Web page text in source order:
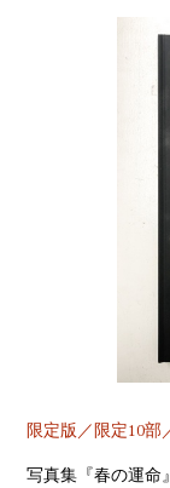
限定版／限定10部
写真集『春の運命
PRIVACY